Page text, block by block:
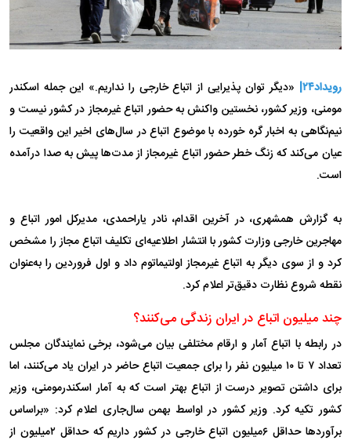
رویداد۲۴|
«دیگر توان پذیرایی از اتباع خارجی را نداریم.» این جمله اسکندر
مومنی، وزیر کشور، نخستین واکنش به حضور اتباع غیرمجاز در کشور نیست و
نیم‌نگاهی به اخبار گره خورده با موضوع اتباع در سال‌های اخیر این واقعیت را
عیان می‌کند که زنگ خطر حضور اتباع غیرمجاز از مدت‌ها پیش به صدا درآمده
است.
به گزارش همشهری، در آخرین اقدام، نادر یاراحمدی، مدیرکل امور اتباع و
مهاجرین خارجی وزارت کشور با انتشار اطلاعیه‌ای تکلیف اتباع مجاز را مشخص
کرد و از سوی دیگر به اتباع غیرمجاز اولتیماتوم داد و اول فروردین را به‌عنوان
نقطه شروع نظارت دقیق‌تر اعلام کرد.
چند میلیون اتباع در ایران زندگی می‌کنند؟
در رابطه با اتباع آمار و ارقام مختلفی بیان می‌شود، برخی نمایندگان مجلس
تعداد ۷ تا ۱۰ میلیون نفر را برای جمعیت اتباع حاضر در ایران یاد می‌کنند، اما
برای داشتن تصویر درست از اتباع بهتر است که به آمار اسکندر‌مومنی، وزیر
کشور تکیه کرد. وزیر کشور در اواسط بهمن سال‌جاری اعلام کرد: «براساس
برآورد‌ها حداقل ۶‌میلیون اتباع خارجی در کشور داریم که حداقل ۲‌میلیون از